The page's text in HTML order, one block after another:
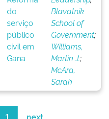
do
serviço
público
civil em
Gana
Blavatnik
School of
Government;
Williams,
Martin J.;
McAra,
Sarah
1 next